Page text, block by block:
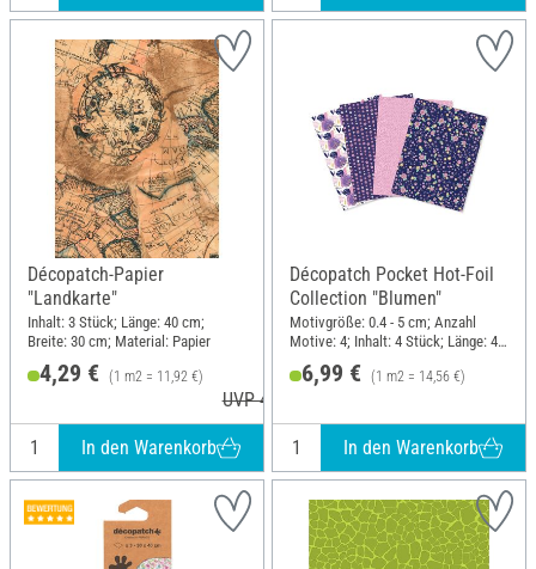
Décopatch-Papier
"Landkarte"
Inhalt: 3 Stück; Länge: 40 cm;
Breite: 30 cm; Material: Papier
4,29 € (1 m2 = 11,92 €)
UVP 4,60 €
In den Warenkorb
Décopatch Pocket Hot-Foil
Collection "Blumen"
Motivgröße: 0.4 - 5 cm; Anzahl
Motive: 4; Inhalt: 4 Stück; Länge: 40
6,99 € (1 m2 = 14,56 €)
In den Warenkorb